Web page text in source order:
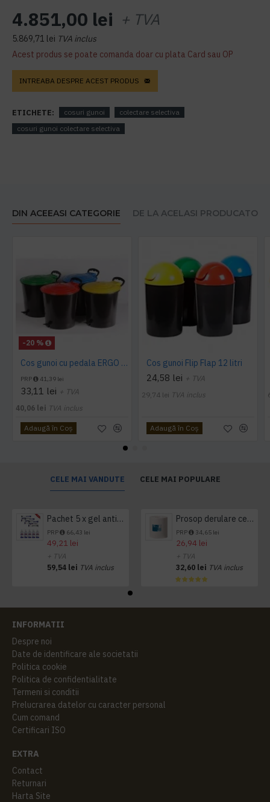
4.851,00 lei + TVA
5.869,71 lei TVA inclus
Acest produs se poate comanda doar cu plata Card sau OP
INTREABA DESPRE ACEST PRODUS
ETICHETE: cosuri gunoi
colectare selectiva
cosuri gunoi colectare selectiva
DIN ACEEASI CATEGORIE DE LA ACELASI PRODUCATOR
-20 %
Cos gunoi cu pedala ERGO - 10 litri
PRP 41,39 lei
33,11 lei + TVA
40,06 lei TVA inclus
Adaugă în Coş
Cos gunoi Flip Flap 12 litri
24,58 lei + TVA
29,74 lei TVA inclus
Adaugă în Coş
CELE MAI VANDUTE CELE MAI POPULARE
Pachet 5 x gel antibacterian 50ml si 3 x Servetele antibacteriene 48 buc Hygienium
PRP 66,43 lei
49,21 lei
+ TVA
59,54 lei TVA inclus
Prosop derulare centrala 1 pliu, 300 m Tork
PRP 34,65 lei
26,94 lei
+ TVA
32,60 lei TVA inclus
INFORMATII
Despre noi
Date de identificare ale societatii
Politica cookie
Politica de confidentialitate
Termeni si conditii
Prelucrarea datelor cu caracter personal
Cum comand
Certificari ISO
EXTRA
Contact
Returnari
Harta Site